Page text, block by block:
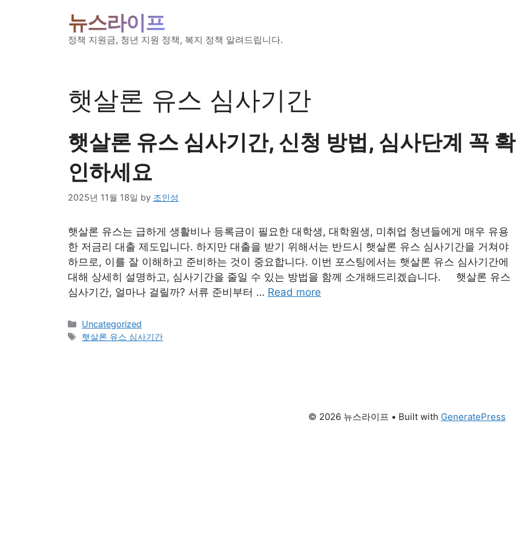
뉴스라이프
정책 지원금, 청년 지원 정책, 복지 정책 알려드립니다.
햇살론 유스 심사기간
햇살론 유스 심사기간, 신청 방법, 심사단계 꼭 확
인하세요
2025년 11월 18일 by 조인성
햇살론 유스는 급하게 생활비나 등록금이 필요한 대학생, 대학원생, 미취업 청년들에게 매우 유용
한 저금리 대출 제도입니다. 하지만 대출을 받기 위해서는 반드시 햇살론 유스 심사기간을 거쳐야
하므로, 이를 잘 이해하고 준비하는 것이 중요합니다. 이번 포스팅에서는 햇살론 유스 심사기간에
대해 상세히 설명하고, 심사기간을 줄일 수 있는 방법을 함께 소개해드리겠습니다. 햇살론 유스
심사기간, 얼마나 걸릴까? 서류 준비부터 … Read more
Categories
Uncategorized
Tags
햇살론 유스 심사기간
© 2026 뉴스라이프 • Built with GeneratePress